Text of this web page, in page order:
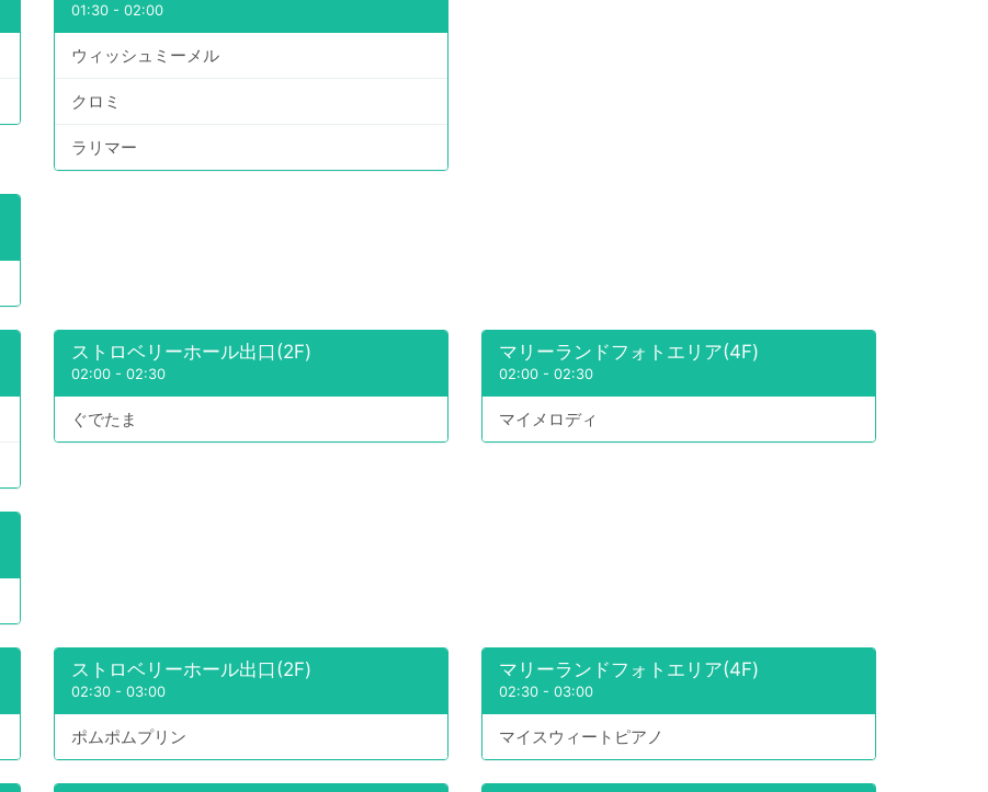
01:30- 02:00
ウィッシュミーメル
クロミ
ラリマー
ストロベリーホール出口(2F)
02:00- 02:30
ぐでたま
マリーランドフォトエリア(4F)
02:00- 02:30
マイメロディ
ストロベリーホール出口(2F)
02:30- 03:00
ポムポムプリン
マリーランドフォトエリア(4F)
02:30- 03:00
マイスウィートピアノ